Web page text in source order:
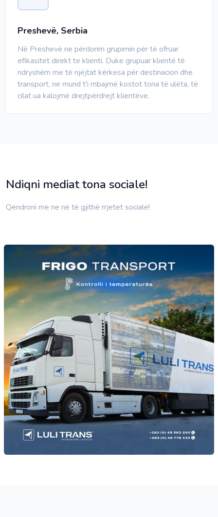
Preshevë, Serbia
Në Preshevë ne përdorim grupimin për të ofruar
efikasitet direkt te klienti. Duke grupuar klientë të
ndryshëm me të njëjtat kërkesa për destinacion dhe
transport, ne mund t'i mbajmë kostot tona të ulëta, të
cilat ua kalojmë drejtpërdrejt klientëve.
Ndiqni mediat tona sociale!
Qëndroni me ne në të gjithë rrjetet sociale!